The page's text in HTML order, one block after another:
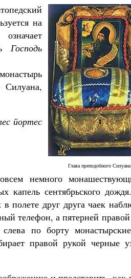
Глава преподобного Силуана
на
Господь
Силуана,
йортес
немного
капель сентябрьского
полете друг друга чаек
телефон, а пятерней
по борту
правой рукой черные
Великомученик Георгий
святого